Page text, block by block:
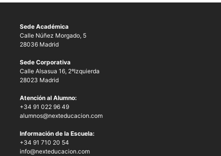
Sede Académica
Calle Núñez Morgado, 5
28036 Madrid
Sede Corporativa
Calle Alsasua 16, 2ºIzquierda
28023 Madrid
Atención al Alumno:
+34 91 022 96 49
alumnos@nexteducacion.com
Información de la Escuela:
+34 91 710 20 54
info@nexteducacion.com